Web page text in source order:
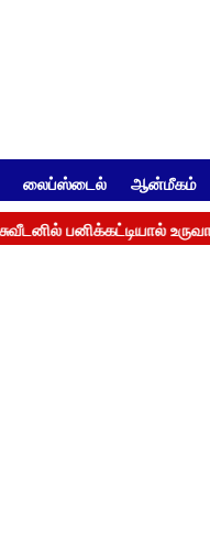
லைப்ஸ்டைல் ஆன்மீகம்